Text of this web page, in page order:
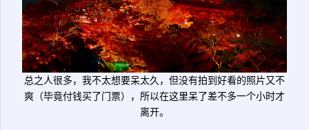
总之人很多，我不太想要呆太久，但没有拍到好看的照片又不
爽（毕竟付钱买了门票），所以在这里呆了差不多一个小时才
离开。